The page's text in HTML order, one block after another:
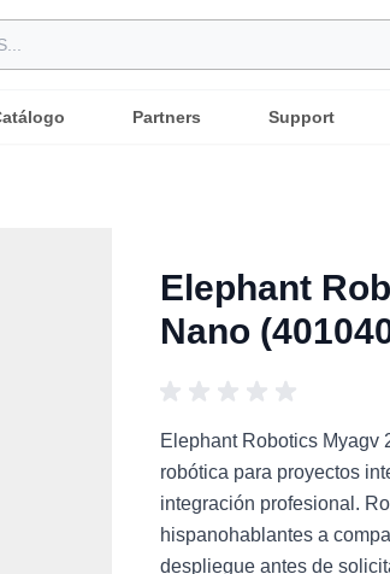
Partners Support
Elephant
Nano
Elephant Robotics Myagv
robótica para proyectos
integración profesional.
hispanohablantes a
despliegue antes de